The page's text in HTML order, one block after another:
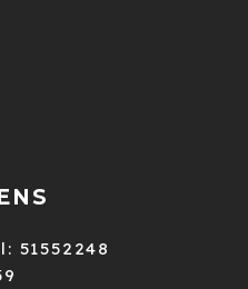
51552248